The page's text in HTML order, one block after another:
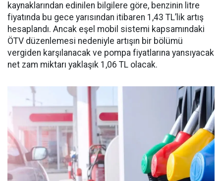
kaynaklarından edinilen bilgilere göre, benzinin litre
fiyatında bu gece yarısından itibaren 1,43 TL’lik artış
hesaplandı. Ancak eşel mobil sistemi kapsamındaki
ÖTV düzenlemesi nedeniyle artışın bir bölümü
vergiden karşılanacak ve pompa fiyatlarına yansıyacak
net zam miktarı yaklaşık 1,06 TL olacak.